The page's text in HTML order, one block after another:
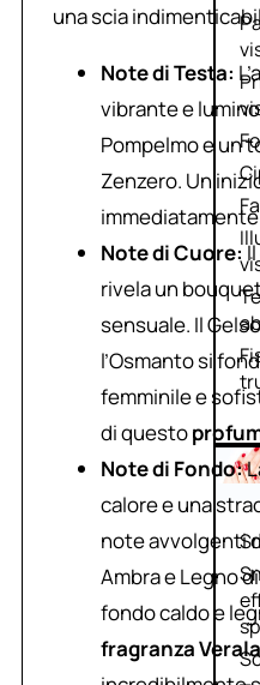
una scia
Note di Testa:
vibrante e
Pompelmo e un
Zenzero. Un
Note di Cuore:
rivela un
sensuale. Il
l’Osmanto si
femminile e
di questo
Note di Fondo:
calore e una
note avvolgenti
Ambra e Legno
fondo caldo e
fragranza